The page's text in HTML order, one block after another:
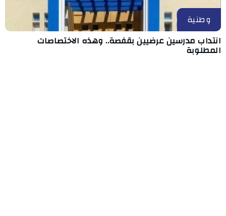
وطنية
انتداب مدرسين عرضيين بقفصة.. وهذه الاختصاصات
المطلوبة